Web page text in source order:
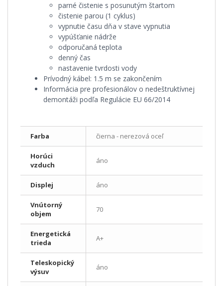
parné čistenie s posunutým štartom
čistenie parou (1 cyklus)
vypnutie času dňa v stave vypnutia
vypúšťanie nádrže
odporučaná teplota
denný čas
nastavenie tvrdosti vody
Prívodný kábel: 1.5 m se zakončením
Informácia pre profesionálov o nedeštruktívnej
demontáži podľa Regulácie EU 66/2014
Farba čierna - nerezová oceľ
Horúci
vzduch
áno
Displej áno
Vnútorný
objem
70
Energetická
trieda
A+
Teleskopický
výsuv
áno